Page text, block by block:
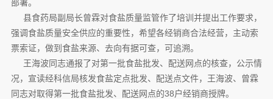
部署。
县食药局副局长曾霖对食盐质量监管作了培训并提出工作要求，
强调食盐质量安全供应的重要性，希望各经销商合法经营，主动索
票索证，做到食盐来源、去向有据可查，可追溯。
王海波同志通报了对第一批食盐批发、配送网点的核查，公示情
况，宣读经科信局核发食盐定点批发、配送点文件，王海波、曾霖
同志对取得第一批食盐批发、配送网点的38户经销商授牌。